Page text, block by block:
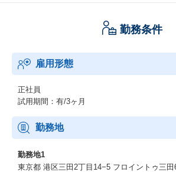
勤務条件
雇用形態
正社員
試用期間：有/3ヶ月
勤務地
勤務地1
東京都 港区三田2丁目14−5 フロイントゥ三田